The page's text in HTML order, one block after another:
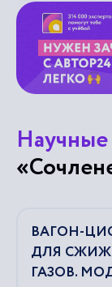
Научные
ВАГОН-
ДЛЯ
ГАЗОВ.